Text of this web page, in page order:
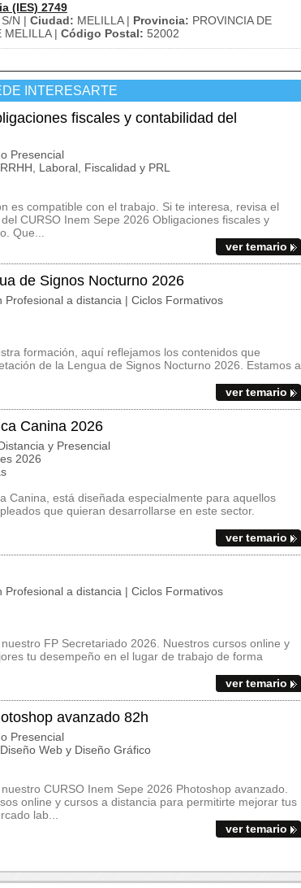
(IES) 2749
N | Ciudad: MELILLA | Provincia: PROVINCIA DE
MELILLA | Código Postal: 52002
INTERESARTE
fiscales y contabilidad del
Presencial
Laboral, Fiscalidad y PRL
es compatible con el trabajo. Si te interesa, revisa el
CURSO Inem Sepe 2026 Obligaciones fiscales y
Que...
ver temario
de Signos Nocturno 2026
Profesional a distancia | Ciclos Formativos
formación, aquí reflejamos los contenidos que
de la Lengua de Signos Nocturno 2026. Estamos a
ver temario
Canina 2026
y Presencial
2026
Canina, está diseñada especialmente para aquellos
que quieran desarrollarse en este sector.
ver temario
Profesional a distancia | Ciclos Formativos
FP Secretariado 2026. Nuestros cursos online y
tu desempeño en el lugar de trabajo de forma
ver temario
avanzado 82h
Presencial
Web y Diseño Gráfico
CURSO Inem Sepe 2026 Photoshop avanzado.
online y cursos a distancia para permitirte mejorar tus
lab...
ver temario